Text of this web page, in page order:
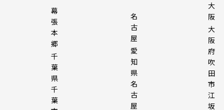
幕
張
本
郷
千
葉
県
千
葉
名
古
屋
愛
知
県
名
古
屋
大
阪
大
阪
府
吹
田
市
江
坂